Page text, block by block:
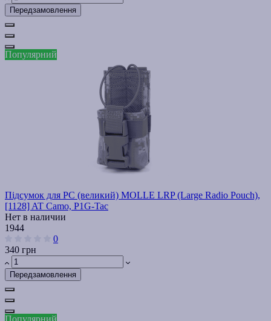
Передзамовлення
Популярний
Підсумок для РС (великий) MOLLE LRP (Large Radio Pouch),
[1128] AT Camo, P1G-Tac
Нет в наличии
1944
0
340 грн
Передзамовлення
Популярний